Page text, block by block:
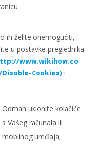
ih želite onemogućiti,
u postavke preglednika
www.wikihow.co
Disable-Cookies) i:
Odmah uklonite kolačiće
s Vašeg računala ili
mobilnog uređaja;